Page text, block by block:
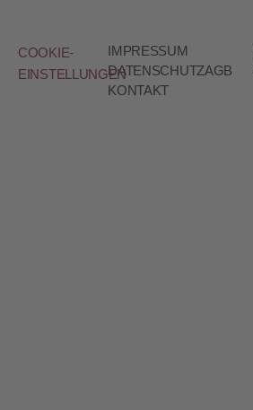
IMPRESSUM
DATENSCHUTZAGB
KONTAKT
COOKIE-
EINSTELLUNGEN